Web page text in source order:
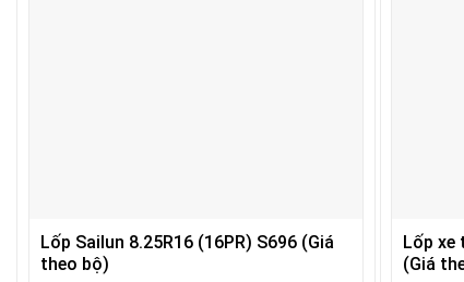
Lốp Sailun 8.25R16 (16PR) S696 (Giá
theo bộ)
Lốp xe
(Giá